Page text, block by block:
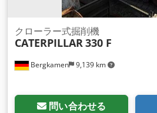
Bergkamen 9,139 km
クローラー式掘削機
CATERPILLAR330 F
問い合わせる